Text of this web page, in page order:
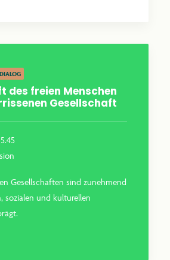
DIALOG
des freien Menschen
Gesellschaft
Gesellschaften sind zunehmend
sozialen und kulturellen